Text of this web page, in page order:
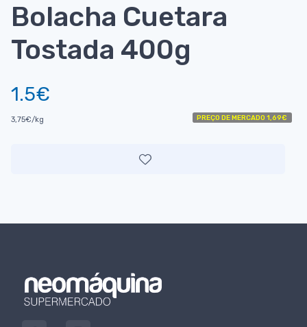
Bolacha Cuetara
Tostada 400g
1.5€
3,75€/kg PREÇO DE MERCADO 1,69€